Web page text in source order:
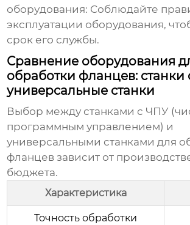
оборудования: Соблюдайте
эксплуатации оборудования,
срок его службы.
Сравнение оборудования
обработки фланцев:
универсальные станки
Выбор между станками с ЧПУ
программным управлением) и
универсальными станками для
фланцев зависит от
бюджета.
Характеристика
Точность обработки